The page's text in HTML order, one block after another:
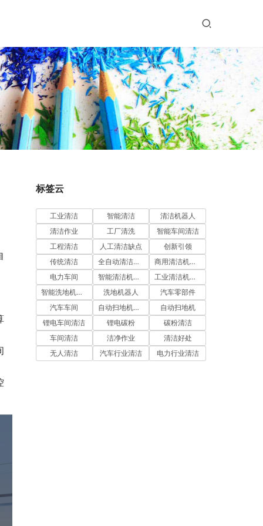
标签云
工业清洁 智能清洁
清洁机器人
清洁作业
工厂清洗
智能车间清洁
工程清洁
人工清洁缺点
创新引领
传统清洁
全自动清洁机器人
商用清洁机器人
电力车间
智能清洁机器人
工业清洁机器人
智能洗地机器人
洗地机器人
汽车零部件
汽车车间
自动扫地机器人
自动扫地机
锂电车间清洁
锂电碳粉
碳粉清洁
车间清洁
洁净作业
清洁好处
无人清洁
汽车行业清洁 电力行业清洁